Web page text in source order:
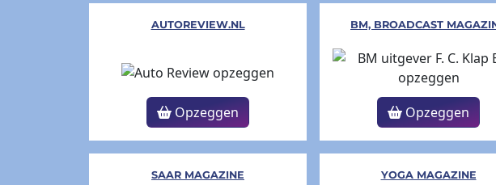
AUTOREVIEW.NL
Opzeggen
BM, BROADCAST
Opzeggen
SAAR MAGAZINE YOGA MAGAZINE